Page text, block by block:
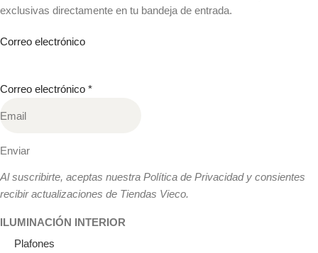
exclusivas directamente en tu bandeja de entrada.
Correo electrónico
Correo electrónico *
Enviar
Al suscribirte, aceptas nuestra Política de Privacidad y consientes
recibir actualizaciones de Tiendas Vieco.
ILUMINACIÓN INTERIOR
Plafones